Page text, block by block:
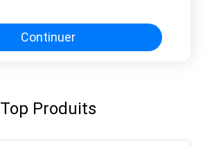
larges de roue
Continuer
Top Produits